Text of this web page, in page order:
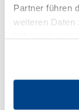
Partner führen
weiteren Daten